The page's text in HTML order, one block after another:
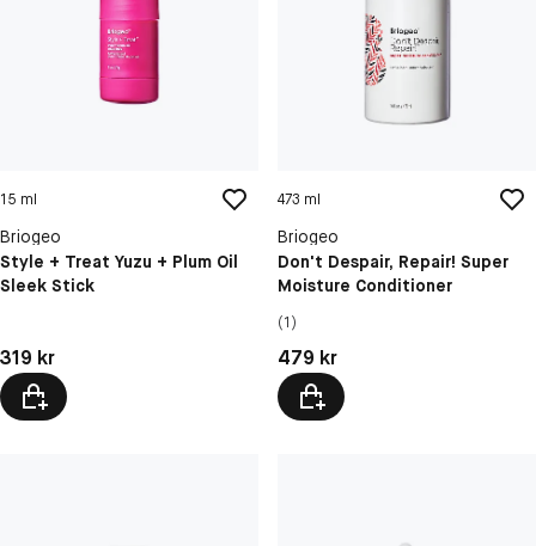
15 ml
Briogeo
Style + Treat Yuzu + Plum Oil
Sleek Stick
Pris: 319 kr
319 kr
473 ml
Briogeo
Don't Despair, Repair! Super
Moisture Conditioner
(1)
Pris: 479 kr
479 kr